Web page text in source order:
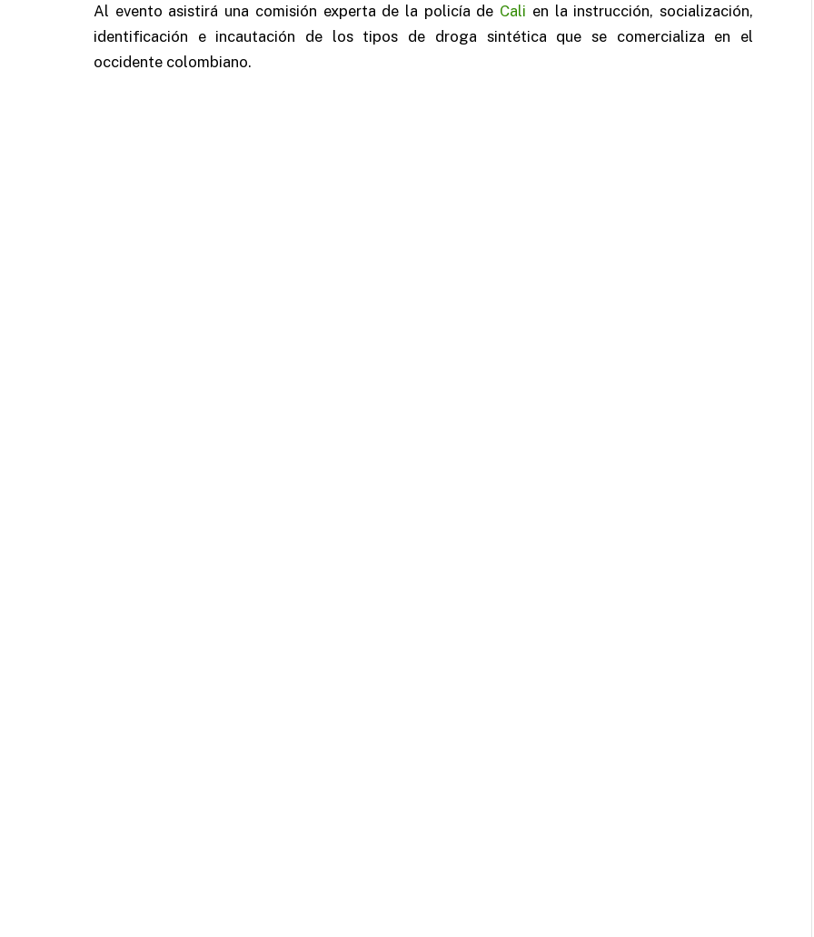
Al evento asistirá una comisión experta de la policía de Cali en la instrucción, socialización,
identificación e incautación de los tipos de droga sintética que se comercializa en el
occidente colombiano.